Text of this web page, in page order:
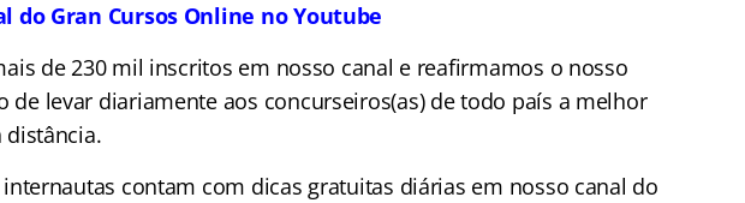
do Gran Cursos Online no Youtube
de 230 mil inscritos em nosso canal e reafirmamos o nosso
de levar diariamente aos concurseiros(as) de todo país a melhor
distância.
internautas contam com dicas gratuitas diárias em nosso canal do